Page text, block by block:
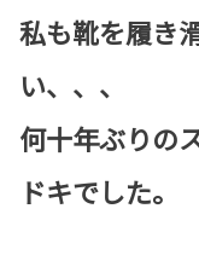
私も靴を履き
い、、、
何十年ぶりの
ドキでした。